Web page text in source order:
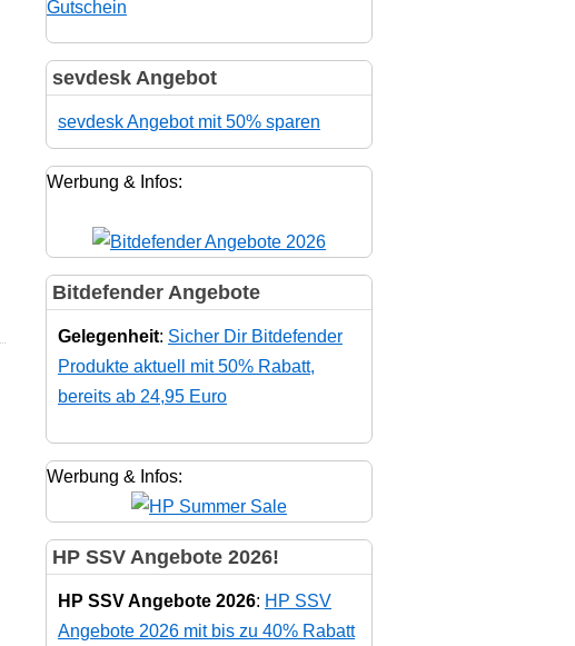
sevdesk Angebot
sevdesk Angebot mit 50% sparen
Werbung & Infos:
Bitdefender Angebote
Gelegenheit: Sicher Dir Bitdefender
Produkte aktuell mit 50% Rabatt,
bereits ab 24,95 Euro
Werbung & Infos:
HP SSV Angebote 2026!
HP SSV Angebote 2026: HP SSV
Angebote 2026 mit bis zu 40% Rabatt